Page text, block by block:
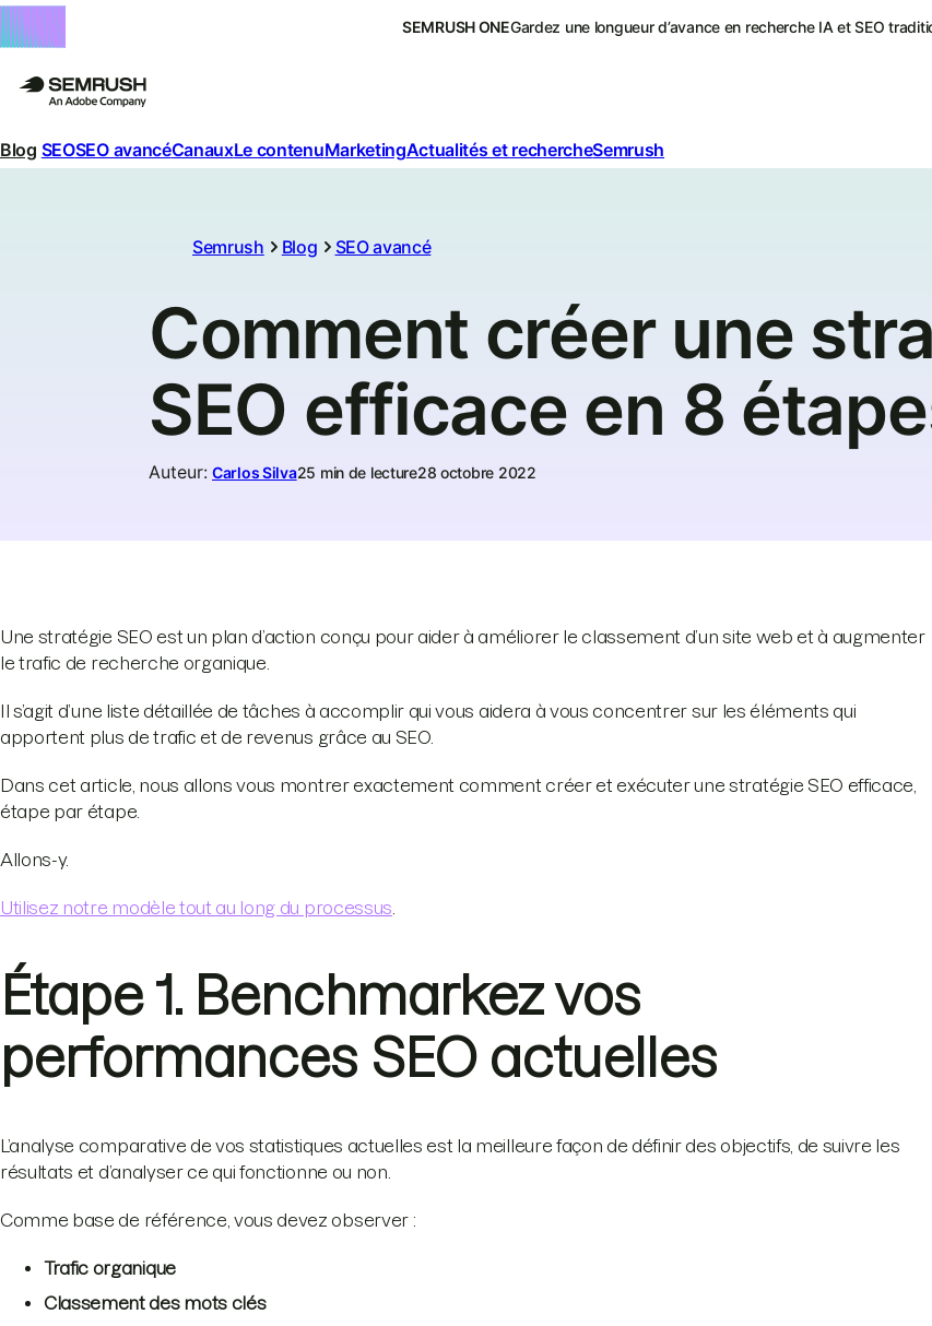
SEMRUSH ONEGardez une longueur d’avance en recherche IA et SEO
Blog SEOSEO avancéCanauxLe contenuMarketingActualités et rechercheSemrush
Semrush Blog SEO avancé
Comment créer une
SEO efficace en 8
Auteur: Carlos Silva25 min de lecture28 octobre 2022
Une stratégie SEO est un plan d’action conçu pour aider à améliorer le classement d’un site web et à augmenter
le trafic de recherche organique.
Il s’agit d’une liste détaillée de tâches à accomplir qui vous aidera à vous concentrer sur les éléments qui
apportent plus de trafic et de revenus grâce au SEO.
Dans cet article, nous allons vous montrer exactement comment créer et exécuter une stratégie SEO efficace,
étape par étape.
Allons-y.
Utilisez notre modèle tout au long du processus
Étape 1. Benchmarkez vos
performances SEO actuelles
L’analyse comparative de vos statistiques actuelles est la meilleure façon de définir des objectifs, de suivre les
résultats et d’analyser ce qui fonctionne ou non.
Comme base de référence, vous devez observer :
Trafic organique
Classement des mots clés